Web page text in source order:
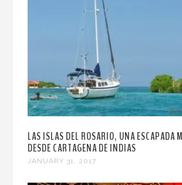
LAS ISLAS DEL ROSARIO, UNA ESCAPADA
DESDE CARTAGENA DE INDIAS
JANUARY 31, 2017